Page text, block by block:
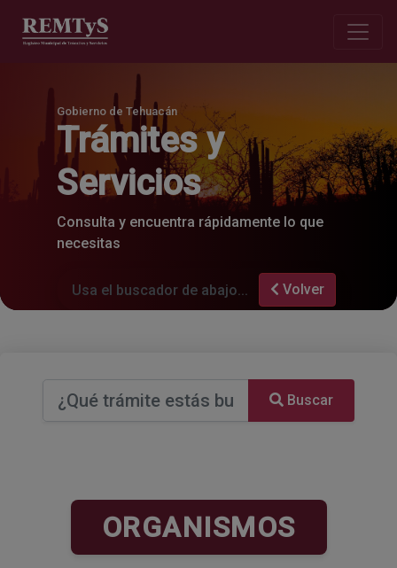
Gobierno de Tehuacán
Trámites y
Servicios
Consulta y encuentra rápidamente lo que
necesitas
Volver
Buscar
ORGANISMOS